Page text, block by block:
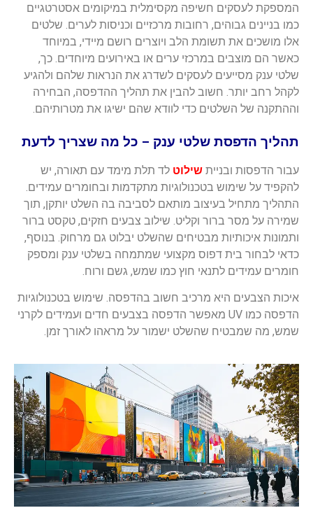
המספקת לעסקים חשיפה מקסימלית במיקומים אסטרטגיים
כמו בניינים גבוהים, רחובות מרכזיים וכניסות לערים. שלטים
אלו מושכים את תשומת הלב ויוצרים רושם מיידי, במיוחד
כאשר הם מוצבים במרכזי ערים או באירועים מיוחדים. כך,
שלטי ענק מסייעים לעסקים לשדרג את הנראות שלהם ולהגיע
לקהל רחב יותר. חשוב להבין את תהליך ההדפסה, הבחירה
וההתקנה של השלטים כדי לוודא שהם ישיגו את מטרותיהם.
תהליך הדפסת שלטי ענק – כל מה שצריך לדעת
עבור הדפסות ובניית שילוט לד תלת מימד עם תאורה, יש
להקפיד על שימוש בטכנולוגיות מתקדמות ובחומרים עמידים.
התהליך מתחיל בעיצוב מותאם לסביבה בה השלט יותקן, תוך
שמירה על מסר ברור וקליט. שילוב צבעים חזקים, טקסט ברור
ותמונות איכותיות מבטיחים שהשלט יבלוט גם מרחוק. בנוסף,
כדאי לבחור בית דפוס מקצועי שמתמחה בשלטי ענק ומספק
חומרים עמידים לתנאי חוץ כמו שמש, גשם ורוח.
איכות הצבעים היא מרכיב חשוב בהדפסה. שימוש בטכנולוגיות
הדפסה כמו UV מאפשר הדפסה בצבעים חדים ועמידים לקרני
שמש, מה שמבטיח שהשלט ישמור על מראהו לאורך זמן.